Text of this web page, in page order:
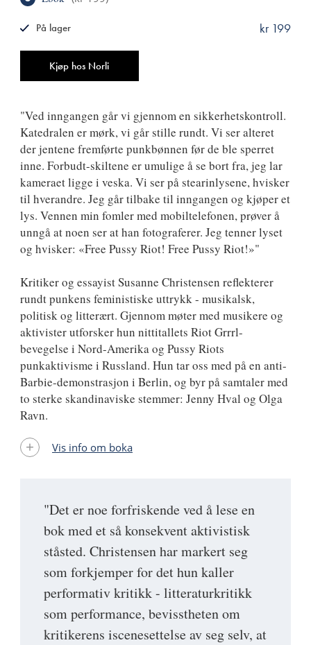
Kjøp hos Norli
kr 199
På lager
"Det er noe forfriskende ved å lese en
bok med et så konsekvent aktivistisk
ståsted. Christensen har markert seg
som forkjemper for det hun kaller
performativ kritikk - litteraturkritikk
som performance, bevisstheten om
kritikerens iscenesettelse av seg selv, at
"Ved inngangen går vi gjennom en sikkerhetskontroll.
Katedralen er mørk, vi går stille rundt. Vi ser alteret
der jentene fremførte punkbønnen før de ble sperret
inne. Forbudt-skiltene er umulige å se bort fra, jeg lar
kameraet ligge i veska. Vi ser på stearinlysene, hvisker
til hverandre. Jeg går tilbake til inngangen og kjøper et
lys. Vennen min fomler med mobiltelefonen, prøver å
unngå at noen ser at han fotograferer. Jeg tenner lyset
og hvisker: «Free Pussy Riot! Free Pussy Riot!»"
Kritiker og essayist Susanne Christensen reflekterer
rundt punkens feministiske uttrykk - musikalsk,
politisk og litterært. Gjennom møter med musikere og
aktivister utforsker hun nittitallets Riot Grrrl-
bevegelse i Nord-Amerika og Pussy Riots
punkaktivisme i Russland. Hun tar oss med på en anti-
Barbie-demonstrasjon i Berlin, og byr på samtaler med
to sterke skandinaviske stemmer: Jenny Hval og Olga
Ravn.
Vis info om boka